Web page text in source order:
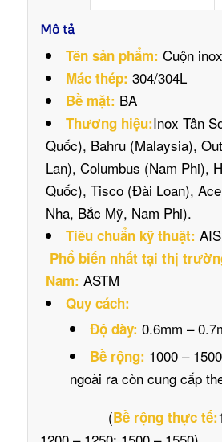
Mô tả
Tên sản phẩm: Cuộn inox
Mác thép: 304/304L
Bề mặt: BA
Thương hiệu:Inox Tân
Quốc), Bahru (Malaysia),
Lan), Columbus (Nam Phi),
Quốc), Tisco (Đài Loan),
Nha, Bắc Mỹ, Nam Phi).
Tiêu chuẩn kỹ thuật:
Phổ biến nhất tại thị
Nam: ASTM
Quy cách:
Độ dày: 0.6mm –
Bề rộng: 1000 –
ngoài ra còn cung cấp
(Bề rộng thực tế: